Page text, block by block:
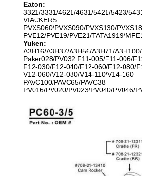
Eaton:
3321/3331/4621/4631/5421/5423/
VIACKERS:
PVXS060/PVXS090/PVXS130/
PVE12/PVE19/PVE21/TATA1919/
Yuken:
A3H16/A3H37/A3H56/A3H71/
Paker028/PV032:F11-005/F11-006/
F12-030/F12-040/F12-060/F12-080/
V12-060/V12-080/V14-110/V14-160
PAVC100/PAVC65/PAVC38
PV016/PV020/PV023/PV040/PV046/